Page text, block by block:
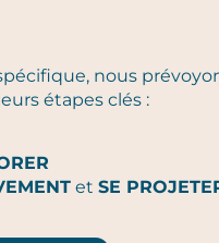
nous
étapes clés :
et SE